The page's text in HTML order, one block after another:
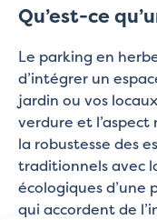
Qu’est-ce
Le parking en
d’intégrer un
jardin ou vos
verdure et
la robustesse des
traditionnels avec
écologiques d’une
qui accordent de